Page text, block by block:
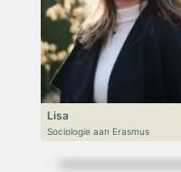
Lisa
Sociologie aan Erasmus